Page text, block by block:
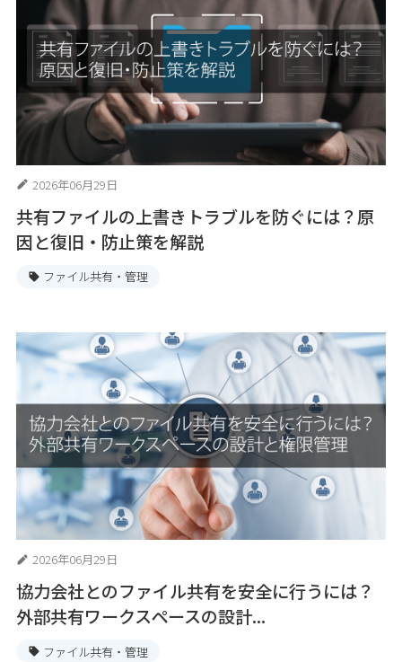
2026年06月29日
共有ファイルの上書きトラブルを防ぐには？原
因と復旧・防止策を解説
ファイル共有・管理
2026年06月29日
協力会社とのファイル共有を安全に行うには？
外部共有ワークスペースの設計...
ファイル共有・管理